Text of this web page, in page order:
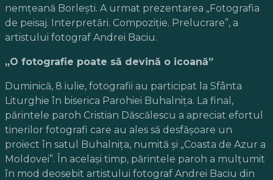
nemţeană Borleşti. A urmat prezentarea „Fotografia
de peisaj. Interpretări. Compoziţie. Prelucrare”, a
artistului fotograf Andrei Baciu.
„O fotografie poate să devină o icoană”
Duminică, 8 iulie, fotografii au participat la Sfânta
Liturghie în biserica Parohiei Buhalniţa. La final,
părintele paroh Cristian Dăscălescu a apreciat efortul
tinerilor fotografi care au ales să desfăşoare un
proiect în satul Buhalniţa, numită şi „Coasta de Azur a
Moldovei”. În acelaşi timp, părintele paroh a mulţumit
în mod deosebit artistului fotograf Andrei Baciu din